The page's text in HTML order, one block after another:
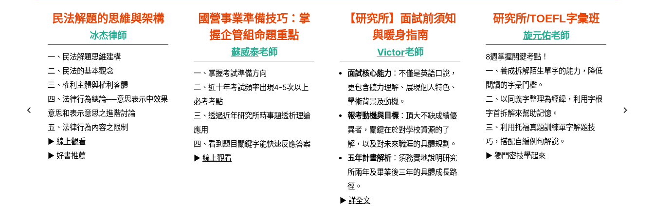
民法解題的思維與架構
冰杰律師
一、民法解題思維建構
二、民法的基本觀念
三、權利主體與權利客體
四、法律行為總論──意思表示中效果
意思和表示意思之進階討論
五、法律行為內容之限制
▶ 線上觀看
▶ 好書推薦
國營事業準備技巧：掌
握企管組命題重點
蘇威泰老師
一、掌握考試準備方向
二、近十年考試頻率出現4-5次以上
必考考點
三、透過近年研究所時事題透析理論
應用
四、看到題目關鍵字能快速反應答案
▶ 線上觀看
【研究所】面試前須知
與暖身指南
Victor老師
面試核心能力 ：不僅是英語口說，
更包含聽力理解、展現個人特色、
學術背景及動機。
報考動機與目標：頂大不缺成績優
異者，關鍵在於對學校資源的了
解，以及對未來職涯的具體規劃。
五年計畫解析：須務實地說明研究
所兩年及畢業後三年的具體成長路
徑。
▶ 詳全文
研究所/TOEFL字彙班
旋元佑老師
8週掌握關鍵考點！
一、養成拆解陌生單字的能力，降低
閱讀的字彙門檻。
二、以同義字整理為經緯，利用字根
字首拆解來幫助記憶。
三、利用托福真題訓練單字解題技
巧，搭配自編例句解說。
▶ 獨門密技學起來